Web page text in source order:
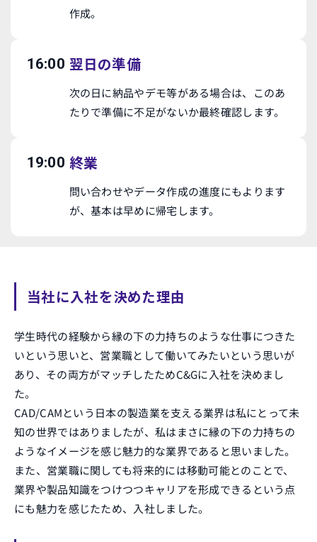
作成。
16:00 翌日の準備
次の日に納品やデモ等がある場合は、このあ
たりで準備に不足がないか最終確認します。
19:00 終業
問い合わせやデータ作成の進度にもよります
が、基本は早めに帰宅します。
当社に入社を決めた理由
学生時代の経験から縁の下の力持ちのような仕事につきた
いという思いと、営業職として働いてみたいという思いが
あり、その両方がマッチしたためC&Gに入社を決めまし
た。
CAD/CAMという日本の製造業を支える業界は私にとって未
知の世界ではありましたが、私はまさに縁の下の力持ちの
ようなイメージを感じ魅力的な業界であると思いました。
また、営業職に関しても将来的には移動可能とのことで、
業界や製品知識をつけつつキャリアを形成できるという点
にも魅力を感じたため、入社しました。